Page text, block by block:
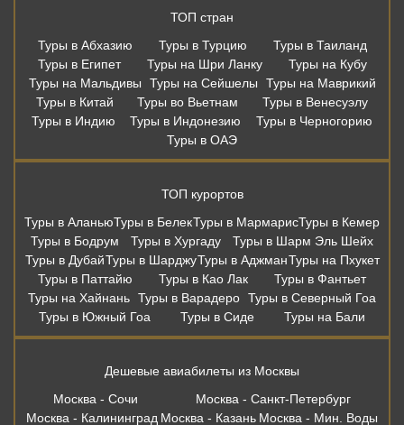
ТОП стран
Туры в Абхазию
Туры в Турцию
Туры в Таиланд
Туры в Египет
Туры на Шри Ланку
Туры на Кубу
Туры на Мальдивы
Туры на Сейшелы
Туры на Маврикий
Туры в Китай
Туры во Вьетнам
Туры в Венесуэлу
Туры в Индию
Туры в Индонезию
Туры в Черногорию
Туры в ОАЭ
ТОП курортов
Туры в АланьюТуры в БелекТуры в МармарисТуры в Кемер
Туры в Бодрум
Туры в Хургаду
Туры в Шарм Эль Шейх
Туры в ДубайТуры в ШарджуТуры в АджманТуры на Пхукет
Туры в Паттайю
Туры в Као Лак
Туры в Фантьет
Туры на Хайнань Туры в Варадеро Туры в Северный Гоа
Туры в Южный Гоа
Туры в Сиде Туры на Бали
Дешевые авиабилеты из Москвы
Москва - Сочи
Москва - Санкт-Петербург
Москва - Калининград Москва - Казань Москва - Мин. Воды